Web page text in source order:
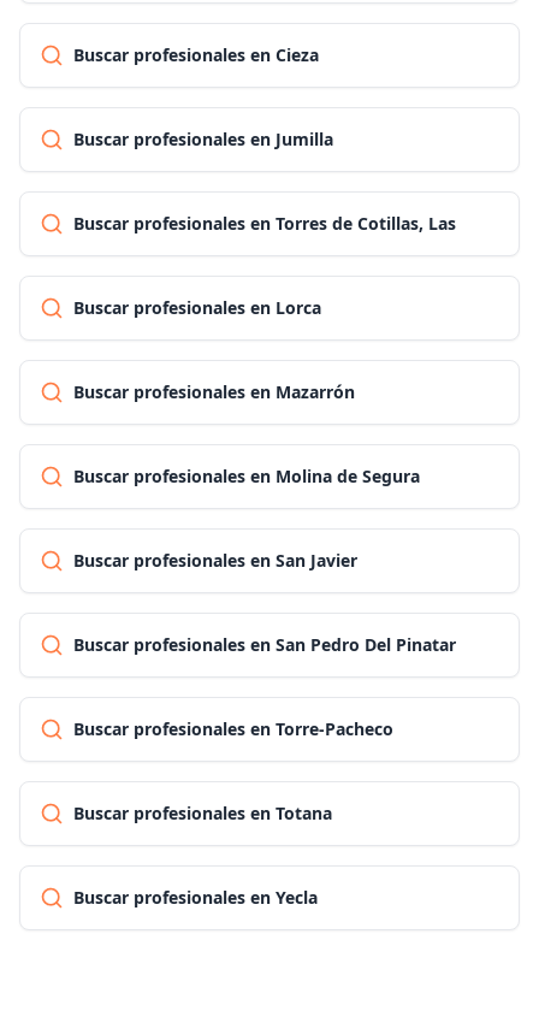
Buscar profesionales en Cieza
Buscar profesionales en Jumilla
Buscar profesionales en Torres de Cotillas, Las
Buscar profesionales en Lorca
Buscar profesionales en Mazarrón
Buscar profesionales en Molina de Segura
Buscar profesionales en San Javier
Buscar profesionales en San Pedro Del Pinatar
Buscar profesionales en Torre-Pacheco
Buscar profesionales en Totana
Buscar profesionales en Yecla